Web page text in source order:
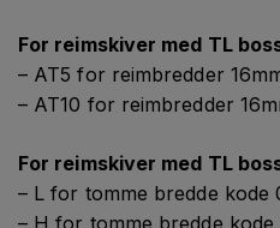
For reimskiver med TL
– AT5 for reimbredder
– AT10 for reimbredder
For reimskiver med TL
– L for tomme bredde kode